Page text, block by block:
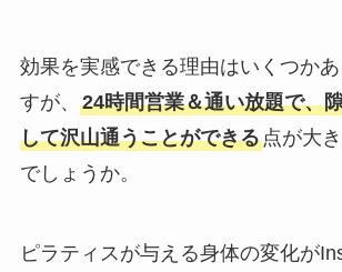
効果を実感できる理由はいくつか
すが、 24時間営業＆通い放題で、
して沢山通うことができる点が大
でしょうか。
ピラティスが与える身体の変化が